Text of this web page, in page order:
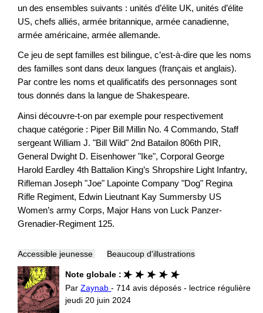
un des ensembles suivants : unités d’élite UK, unités d’élite
US, chefs alliés, armée britannique, armée canadienne,
armée américaine, armée allemande.
Ce jeu de sept familles est bilingue, c’est-à-dire que les noms
des familles sont dans deux langues (français et anglais).
Par contre les noms et qualificatifs des personnages sont
tous donnés dans la langue de Shakespeare.
Ainsi découvre-t-on par exemple pour respectivement
chaque catégorie : Piper Bill Millin No. 4 Commando, Staff
sergeant William J. "Bill Wild" 2nd Batailon 806th PIR,
General Dwight D. Eisenhower "Ike", Corporal George
Harold Eardley 4th Battalion King’s Shropshire Light Infantry,
Rifleman Joseph "Joe" Lapointe Company "Dog" Regina
Rifle Regiment, Edwin Lieutnant Kay Summersby US
Women’s army Corps, Major Hans von Luck Panzer-
Grenadier-Regiment 125.
Accessible jeunesse Beaucoup d'illustrations
Note globale :
ParZaynab- 714 avis déposés - lectrice régulière
jeudi 20 juin 2024